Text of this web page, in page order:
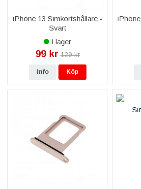
iPhone 13 Simkortshållare -
Svart
I lager
99 kr 129 kr
Info Köp